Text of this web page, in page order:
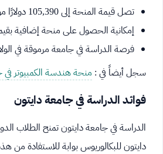
تصل قيمة المنحة إلى 105,390 دولارًا موزعة على أربع سنوات دراسية.
إمكانية الحصول على منحة إضافية بقيمة 4,000 دولار للمساعدة في تغطية تكاليف الكتب
فرصة الدراسة في جامعة مرموقة في
سجل أيضاً في : منحة هندسة الكمبيوتر
فوائد الدراسة في جامعة دايتون
الدراسة في جامعة دايتون تمنح الطلاب
دايتون للبكالوريوس بوابة للاستفادة من